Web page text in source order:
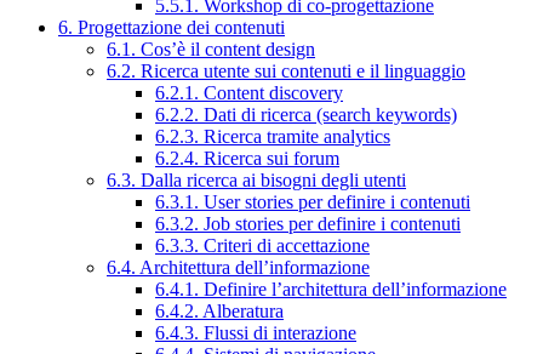
5.5.1. Workshop di co-progettazione
6. Progettazione dei contenuti
6.1. Cos’è il content design
6.2. Ricerca utente sui contenuti e il linguaggio
6.2.1. Content discovery
6.2.2. Dati di ricerca (search keywords)
6.2.3. Ricerca tramite analytics
6.2.4. Ricerca sui forum
6.3. Dalla ricerca ai bisogni degli utenti
6.3.1. User stories per definire i contenuti
6.3.2. Job stories per definire i contenuti
6.3.3. Criteri di accettazione
6.4. Architettura dell’informazione
6.4.1. Definire l’architettura dell’informazione
6.4.2. Alberatura
6.4.3. Flussi di interazione